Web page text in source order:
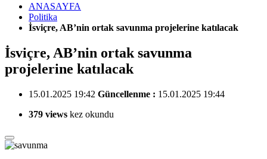
ANASAYFA
Politika
İsviçre, AB’nin ortak savunma projelerine katılacak
İsviçre, AB’nin ortak savunma
projelerine katılacak
15.01.2025 19:42 Güncellenme : 15.01.2025 19:44
379 views kez okundu